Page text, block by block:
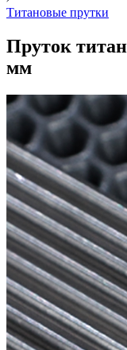
Титановые прутки
Пруток
мм